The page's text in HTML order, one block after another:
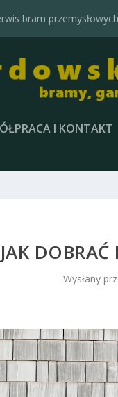
bram
I KONTAKT
JAK
Wysłany